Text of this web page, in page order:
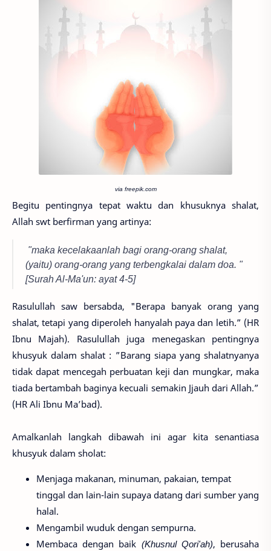
via freepik.com
Begitu pentingnya tepat waktu dan khusuknya shalat,
Allah swt berfirman yang artinya:
"maka kecelakaanlah bagi orang-orang shalat,
(yaitu) orang-orang yang terbengkalai dalam doa. "
[Surah Al-Ma'un: ayat 4-5]
Rasulullah saw bersabda, "Berapa banyak orang yang
shalat, tetapi yang diperoleh hanyalah paya dan letih.” (HR
Ibnu Majah). Rasulullah juga menegaskan pentingnya
khusyuk dalam shalat : ”Barang siapa yang shalatnyanya
tidak dapat mencegah perbuatan keji dan mungkar, maka
tiada bertambah baginya kecuali semakin Jjauh dari Allah.”
(HR Ali Ibnu Ma’bad).
Amalkanlah langkah dibawah ini agar kita senantiasa
khusyuk dalam sholat:
Menjaga makanan, minuman, pakaian, tempat
tinggal dan lain-lain supaya datang dari sumber yang
halal.
Mengambil wuduk dengan sempurna.
Membaca dengan baik (Khusnul Qori'ah), berusaha